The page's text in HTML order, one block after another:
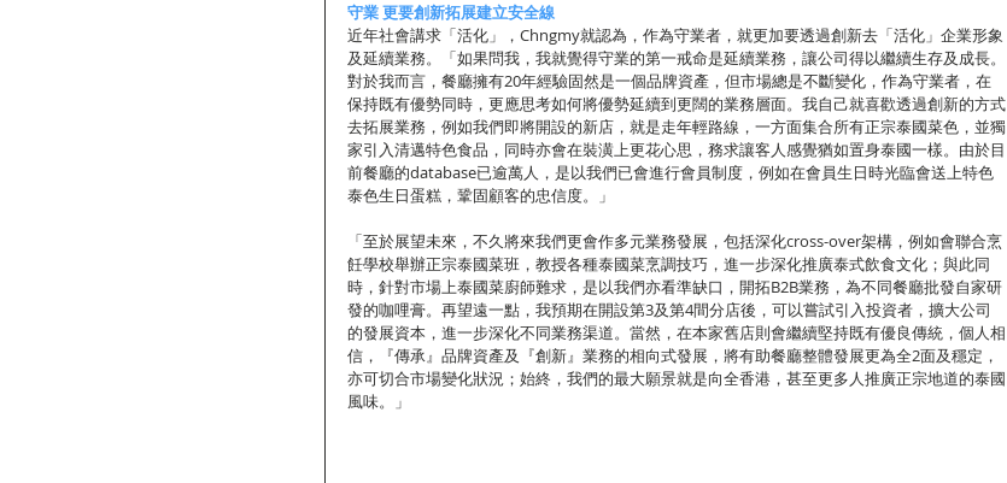
守業 更要創新拓展建立安全線
近年社會講求「活化」，Chngmy就認為，作為守業者，就更加要透過創新去「活化」企業形象
及延續業務。「如果問我，我就覺得守業的第一戒命是延續業務，讓公司得以繼續生存及成長。
對於我而言，餐廳擁有20年經驗固然是一個品牌資產，但市場總是不斷變化，作為守業者，在
保持既有優勢同時，更應思考如何將優勢延續到更闊的業務層面。我自己就喜歡透過創新的方式
去拓展業務，例如我們即將開設的新店，就是走年輕路線，一方面集合所有正宗泰國菜色，並獨
家引入清邁特色食品，同時亦會在裝潢上更花心思，務求讓客人感覺猶如置身泰國一樣。由於目
前餐廳的database已逾萬人，是以我們已會進行會員制度，例如在會員生日時光臨會送上特色
泰色生日蛋糕，鞏固顧客的忠信度。」
「至於展望未來，不久將來我們更會作多元業務發展，包括深化cross-over架構，例如會聯合烹
飪學校舉辦正宗泰國菜班，教授各種泰國菜烹調技巧，進一步深化推廣泰式飲食文化；與此同
時，針對市場上泰國菜廚師難求，是以我們亦看準缺口，開拓B2B業務，為不同餐廳批發自家研
發的咖哩膏。再望遠一點，我預期在開設第3及第4間分店後，可以嘗試引入投資者，擴大公司
的發展資本，進一步深化不同業務渠道。當然，在本家舊店則會繼續堅持既有優良傳統，個人相
信，『傳承』品牌資產及『創新』業務的相向式發展，將有助餐廳整體發展更為全2面及穩定，
亦可切合市場變化狀況；始終，我們的最大願景就是向全香港，甚至更多人推廣正宗地道的泰國
風味。」